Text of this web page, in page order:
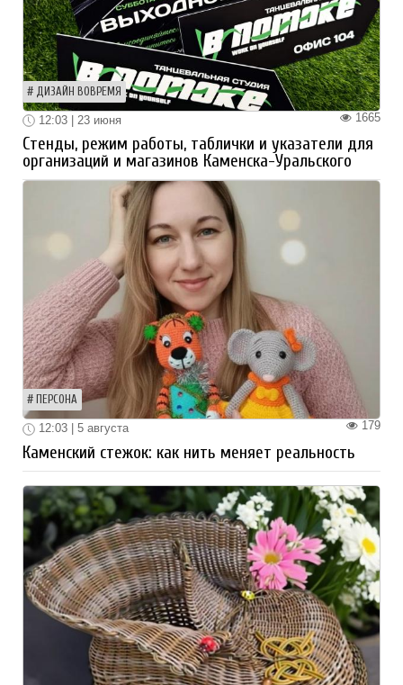
ДИЗАЙН ВОВРЕМЯ
1665
12:03 | 23 июня
Стенды, режим работы, таблички и указатели для
организаций и магазинов Каменска-Уральского
ПЕРСОНА
179
12:03 | 5 августа
Каменский стежок: как нить меняет реальность